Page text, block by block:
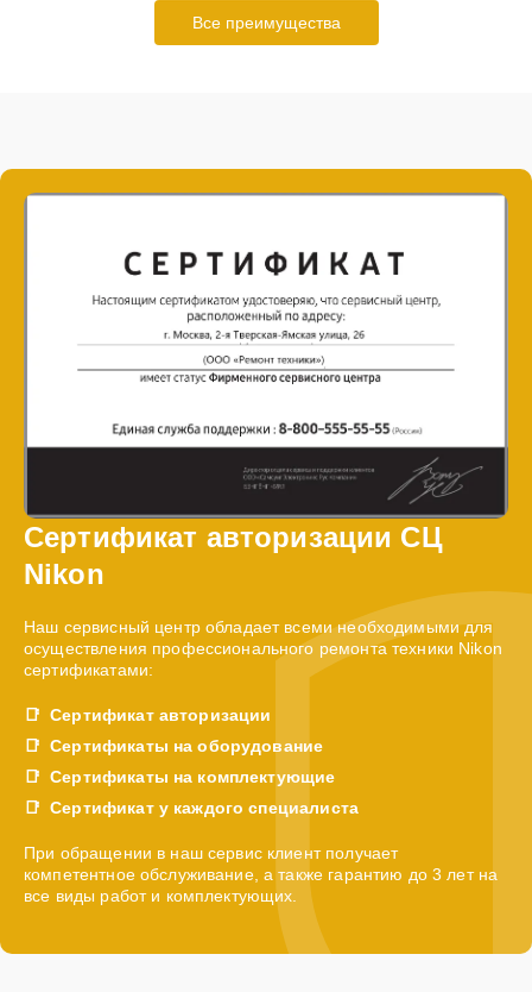
Все преимущества
Сертификат авторизации СЦ
Nikon
Наш сервисный центр обладает всеми необходимыми для
осуществления профессионального ремонта техники Nikon
сертификатами:
Сертификат авторизации
Сертификаты на оборудование
Сертификаты на комплектующие
Сертификат у каждого специалиста
При обращении в наш сервис клиент получает
компетентное обслуживание, а также гарантию до 3 лет на
все виды работ и комплектующих.